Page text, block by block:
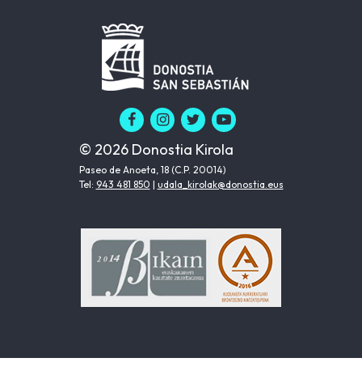
© 2026 Donostia Kirola
Paseo de Anoeta, 18 (C.P. 20014)
Tel: 943 481 850 | udala_kirolak@donostia.eus